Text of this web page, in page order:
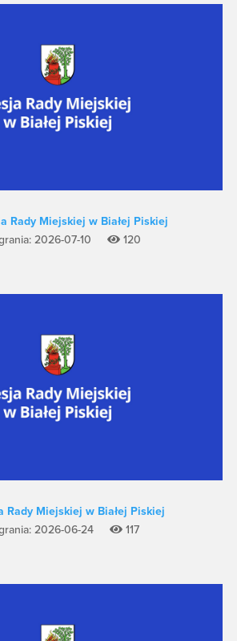
Rady Miejskiej w Białej Piskiej
2026-07-10
120
Rady Miejskiej w Białej Piskiej
2026-06-24
117